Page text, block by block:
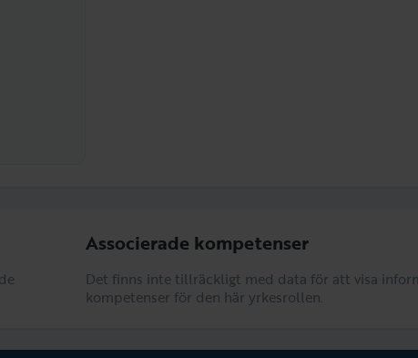
Associerade kompetenser
Det finns inte tillräckligt med data för att visa
kompetenser för den här yrkesrollen.